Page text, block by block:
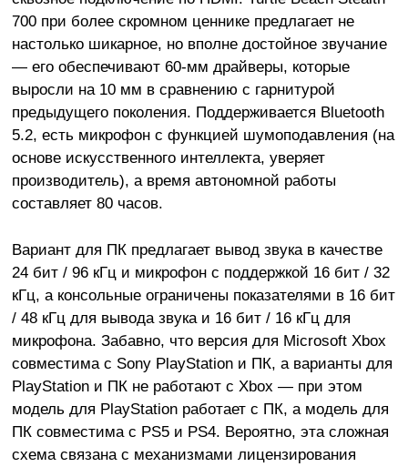
700 при более скромном ценнике предлагает не
настолько шикарное, но вполне достойное звучание
— его обеспечивают 60-мм драйверы, которые
выросли на 10 мм в сравнению с гарнитурой
предыдущего поколения. Поддерживается Bluetooth
5.2, есть микрофон с функцией шумоподавления (на
основе искусственного интеллекта, уверяет
производитель), а время автономной работы
составляет 80 часов.
Вариант для ПК предлагает вывод звука в качестве
24 бит / 96 кГц и микрофон с поддержкой 16 бит / 32
кГц, а консольные ограничены показателями в 16 бит
/ 48 кГц для вывода звука и 16 бит / 16 кГц для
микрофона. Забавно, что версия для Microsoft Xbox
совместима с Sony PlayStation и ПК, а варианты для
PlayStation и ПК не работают с Xbox — при этом
модель для PlayStation работает с ПК, а модель для
ПК совместима с PS5 и PS4. Вероятно, эта сложная
схема связана с механизмами лицензирования